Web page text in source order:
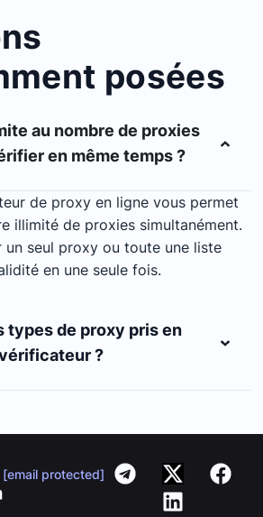
posées
au nombre de proxies
en même temps ?
de proxy en ligne vous permet
illimité de proxies simultanément.
un seul proxy ou toute une liste
en une seule fois.
types de proxy pris en
?
[email protected]